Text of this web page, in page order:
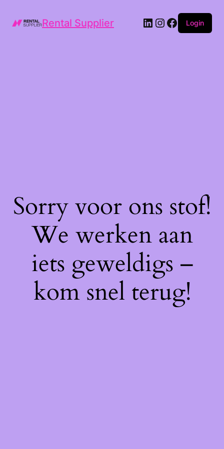
Rental Supplier LinkedIn
Instagram
Facebook
Login
Sorry voor ons stof!
We werken aan
iets geweldigs –
kom snel terug!